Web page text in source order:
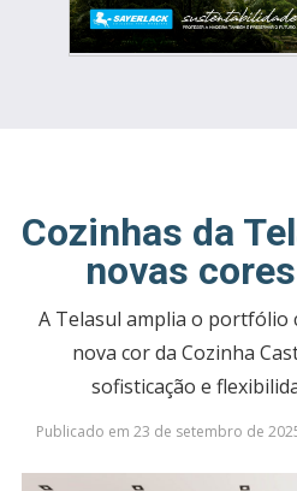
INDICADORES
FEIRAS NOTÍCIAS
Cozinhas da
novas
A Telasul amplia o portfólio
nova cor da Cozinha
sofisticação e
Publicado em 23 de setembro de